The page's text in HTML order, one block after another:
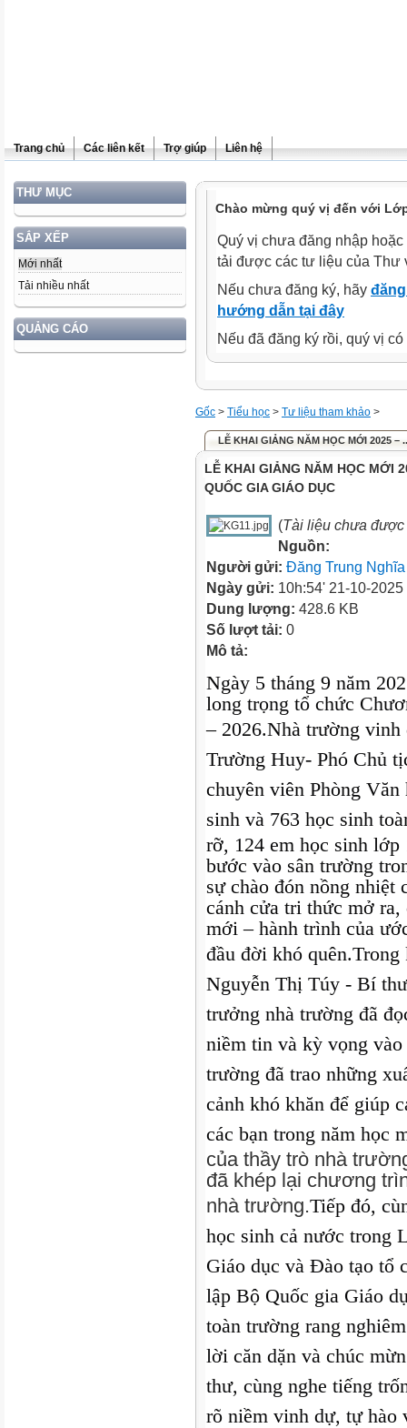
Trang chủ Các liên kết Trợ giúp Liên hệ
THƯ MỤC
SẮP XẾP
Mới nhất
Tải nhiều nhất
QUẢNG CÁO
Chào mừng quý vị đến với
Quý vị chưa đăng nhập
tải được các tư liệu của Thư
Nếu chưa đăng ký, hãy
hướng dẫn tại đây
Nếu đã đăng ký rồi, quý vị
Gốc > Tiểu học > Tư liệu tham khảo >
LỄ KHAI GIẢNG NĂM HỌC MỚI 2025 –
LỄ KHAI GIẢNG NĂM HỌC MỚI
QUỐC GIA GIÁO DỤC
(Tài liệu chưa được
Nguồn:
Người gửi: Đăng Trung Nghĩa
Ngày gửi: 10h:54' 21-10-2025
Dung lượng: 428.6 KB
Số lượt tải: 0
Mô tả:
Ngày 5 tháng 9 năm
long trọng tổ chức
– 2026.Nhà trường vinh
Trường Huy- Phó Chủ
chuyên viên Phòng
sinh và 763 học sinh
rỡ, 124 em học sinh
bước vào sân trường
sự chào đón nồng nhiệt
cánh cửa tri thức mở ra,
mới – hành trình của
đầu đời khó quên.Trong
Nguyễn Thị Túy - Bí
trưởng nhà trường đã
niềm tin và kỳ vọng
trường đã trao những
cảnh khó khăn để giúp
các bạn trong năm học
của thầy trò nhà
đã khép lại chương
nhà trường.Tiếp đó,
học sinh cả nước trong
Giáo dục và Đào tạo tổ
lập Bộ Quốc gia Giáo
toàn trường rang
lời căn dặn và chúc
thư, cùng nghe tiếng
rõ niềm vinh dự, tự hào